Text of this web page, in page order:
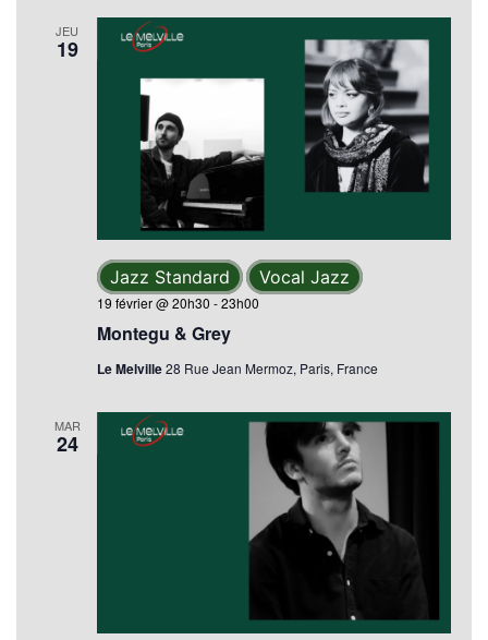
JEU
19
Montegu & Grey
19 février @ 20h30 -23h00
Jazz Standard Vocal Jazz
Le Melville28 Rue Jean Mermoz, Paris, France
MAR
24